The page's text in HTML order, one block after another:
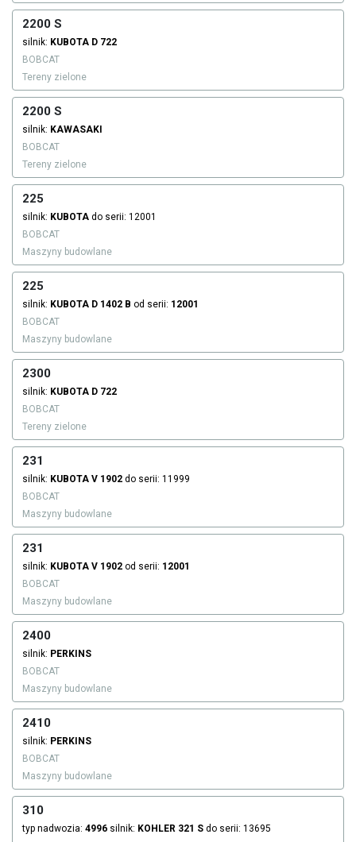
2200 S
silnik: KUBOTA D 722
BOBCAT
Tereny zielone
2200 S
silnik: KAWASAKI
BOBCAT
Tereny zielone
225
silnik: KUBOTA do serii: 12001
BOBCAT
Maszyny budowlane
225
silnik: KUBOTA D 1402 B od serii: 12001
BOBCAT
Maszyny budowlane
2300
silnik: KUBOTA D 722
BOBCAT
Tereny zielone
231
silnik: KUBOTA V 1902 do serii: 11999
BOBCAT
Maszyny budowlane
231
silnik: KUBOTA V 1902 od serii: 12001
BOBCAT
Maszyny budowlane
2400
silnik: PERKINS
BOBCAT
Maszyny budowlane
2410
silnik: PERKINS
BOBCAT
Maszyny budowlane
310
typ nadwozia: 4996 silnik: KOHLER 321 S do serii: 13695